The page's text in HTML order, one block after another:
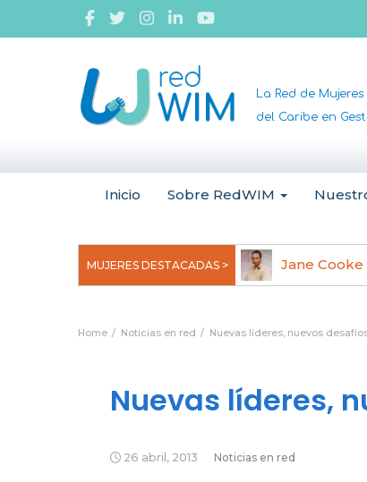
La Red de
del Caribe en
Inicio Sobre RedWIM
MUJERES DESTACADAS >
Thomas Jane
Home Noticias en red Nuevas líderes, nuevos
Nuevas líderes,
26 abril, 2013 Noticias en red